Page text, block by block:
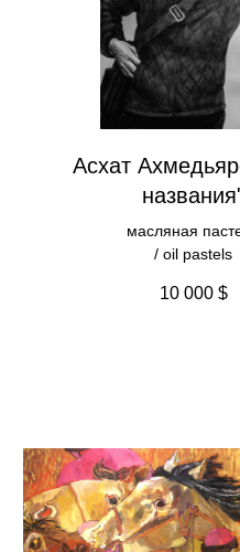
Асхат
масляная
/ oil pastels
10 000 $